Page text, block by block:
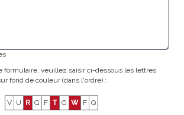
formulaire, veuillez saisir ci-dessous les lettres
fond de couleur (dans l'ordre) :
V U R G F T G W F Q